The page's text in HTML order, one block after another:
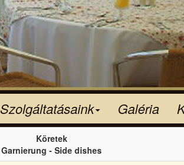
Szolgáltatásaink Galéria
Köretek
Garnierung - Side dishes